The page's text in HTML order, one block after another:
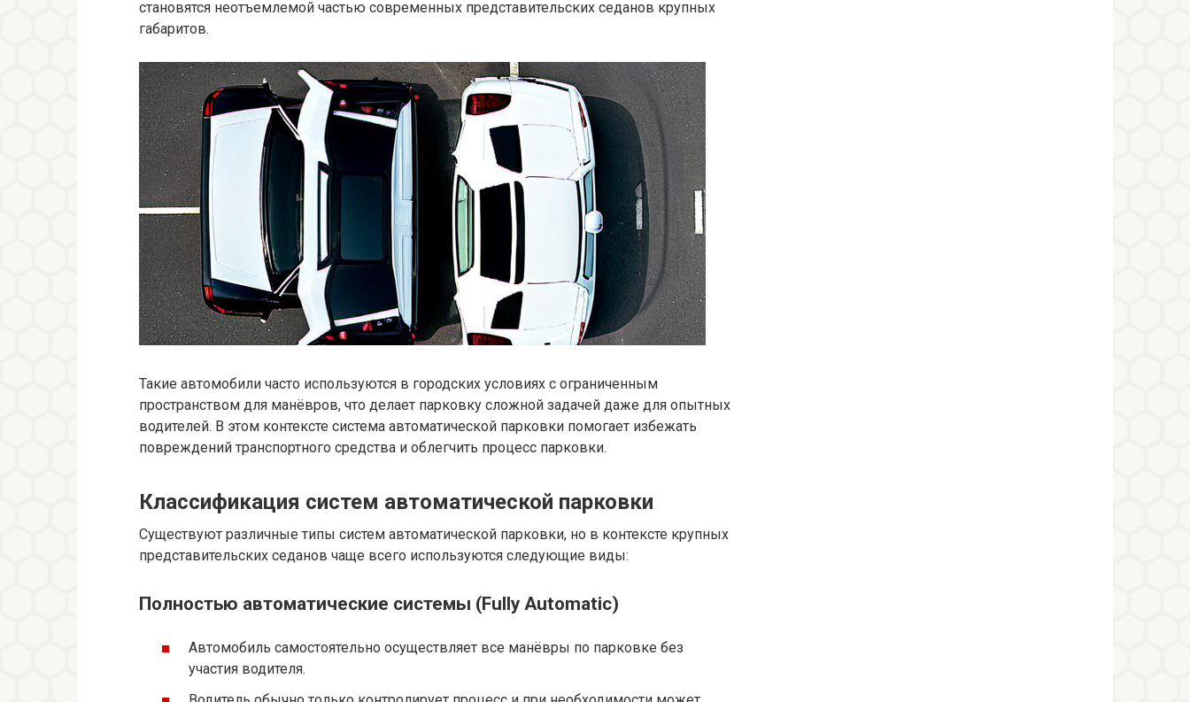
становятся неотъемлемой частью современных представительских седанов крупных
габаритов.
Такие автомобили часто используются в городских условиях с ограниченным
пространством для манёвров, что делает парковку сложной задачей даже для опытных
водителей. В этом контексте система автоматической парковки помогает избежать
повреждений транспортного средства и облегчить процесс парковки.
Классификация систем автоматической парковки
Существуют различные типы систем автоматической парковки, но в контексте крупных
представительских седанов чаще всего используются следующие виды:
Полностью автоматические системы (Fully Automatic)
Автомобиль самостоятельно осуществляет все манёвры по парковке без
участия водителя.